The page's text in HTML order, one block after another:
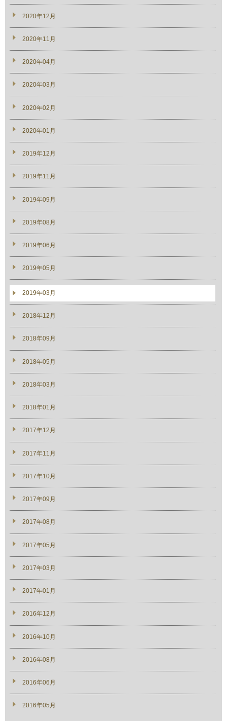
2020年12月
2020年11月
2020年04月
2020年03月
2020年02月
2020年01月
2019年12月
2019年11月
2019年09月
2019年08月
2019年06月
2019年05月
2019年03月
2018年12月
2018年09月
2018年05月
2018年03月
2018年01月
2017年12月
2017年11月
2017年10月
2017年09月
2017年08月
2017年05月
2017年03月
2017年01月
2016年12月
2016年10月
2016年08月
2016年06月
2016年05月